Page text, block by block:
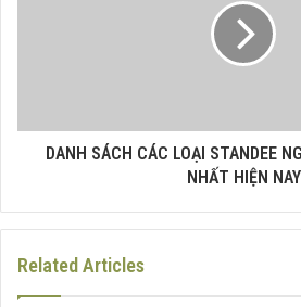
DANH SÁCH CÁC LOẠI STANDEE
NHẤT HIỆN NAY
Related Articles